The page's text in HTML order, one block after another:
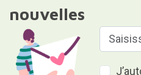
nouvelles